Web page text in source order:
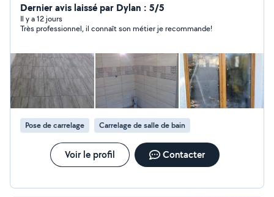
Dernier avis laissé par Dylan : 5/5
Il y a 12 jours
Très professionnel, il connaît son métier je recommande!
Pose de carrelage Carrelage de salle de bain
Voir le profil Contacter